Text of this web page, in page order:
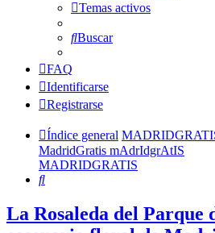
Temas activos
Buscar
FAQ
Identificarse
Registrarse
Índice general
MadridGratis mAdrIdgrAtIS
MADRIDGRATIS
Buscar
La Rosaleda del Parque